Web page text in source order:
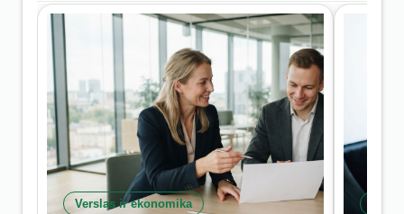
Verslas ir ekonomika